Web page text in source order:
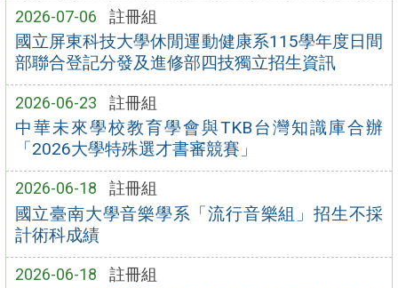
2026-07-06 註冊組
國立屏東科技大學休閒運動健康系115學年度日間
部聯合登記分發及進修部四技獨立招生資訊
2026-06-23 註冊組
中華未來學校教育學會與TKB台灣知識庫合辦
「2026大學特殊選才書審競賽」
2026-06-18 註冊組
國立臺南大學音樂學系「流行音樂組」招生不採
計術科成績
2026-06-18 註冊組